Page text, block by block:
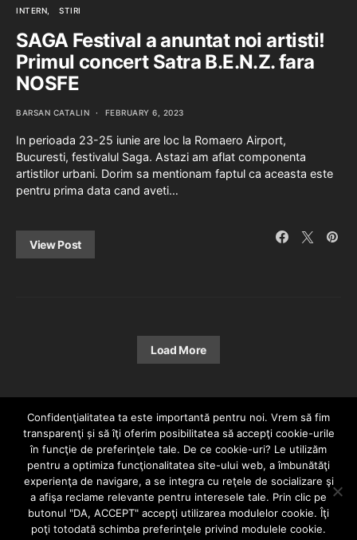
INTERN STIRI
SAGA Festival a anuntat noi artisti!
Primul concert Satra B.E.N.Z. fara
NOSFE
BARSAN CATALIN FEBRUARY 6, 2023
In perioada 23-25 iunie are loc la Romaero Airport,
Bucuresti, festivalul Saga. Astazi am aflat componenta
artistilor urbani. Dorim sa mentionam faptul ca aceasta este
pentru prima data cand aveti…
View Post
Load More
HOME CONTACT POLITICĂ DE CONFIDENȚIALITATE
Since 2005 | Copyright by HIPHOPLIVE
Confidenţialitatea ta este importantă pentru noi. Vrem să fim
transparenţi și să îţi oferim posibilitatea să accepţi cookie-urile
în funcţie de preferinţele tale. De ce cookie-uri? Le utilizăm
pentru a optimiza funcţionalitatea site-ului web, a îmbunătăţi
experienţa de navigare, a se integra cu reţele de socializare şi
a afişa reclame relevante pentru interesele tale. Prin clic pe
butonul "DA, ACCEPT" accepţi utilizarea modulelor cookie. Îţi
poţi totodată schimba preferinţele privind modulele cookie.